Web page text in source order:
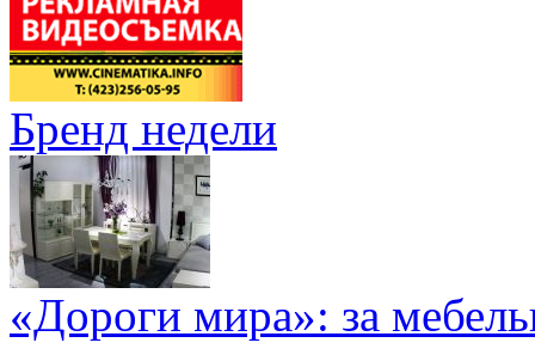
Бренд недели
«Дороги мира»: за